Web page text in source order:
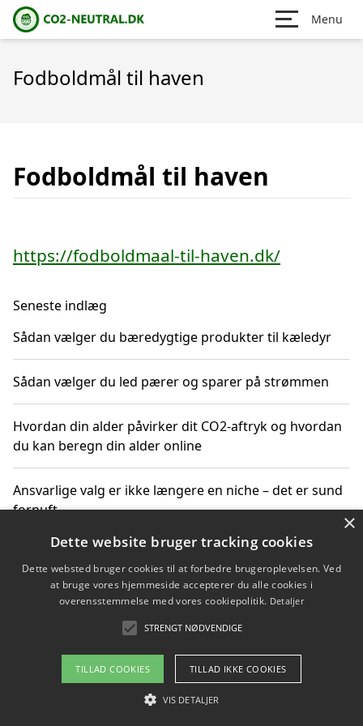
Menu
Fodboldmål til haven
Fodboldmål til haven
https://fodboldmaal-til-haven.dk/
Seneste indlæg
Sådan vælger du bæredygtige produkter til kæledyr
Sådan vælger du led pærer og sparer på strømmen
Hvordan din alder påvirker dit CO2-aftryk og hvordan
du kan beregn din alder online
Ansvarlige valg er ikke længere en niche – det er sund
fornuft
Sådan kan du handle bæredygtigt og bestil med
faktura
Om / kontakt
Blog Betingelser
×
Dette website bruger tracking cookies
Dette websted bruger cookies til at forbedre brugeroplevelsen. Ved
at bruge vores hjemmeside accepterer du alle cookies i
overensstemmelse med vores cookiepolitik. Detaljer
STRENGT NØDVENDIGE
TILLAD COOKIES TILLAD IKKE COOKIES
VIS DETALJER